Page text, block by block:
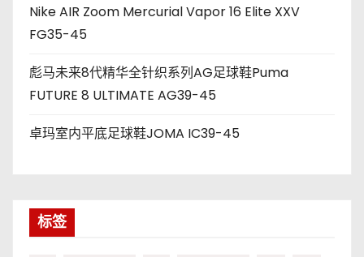
Nike AIR Zoom Mercurial Vapor 16 Elite XXV
FG35-45
彪马未来8代精华全针织系列AG足球鞋Puma
FUTURE 8 ULTIMATE AG39-45
卓玛室内平底足球鞋JOMA IC39-45
标签